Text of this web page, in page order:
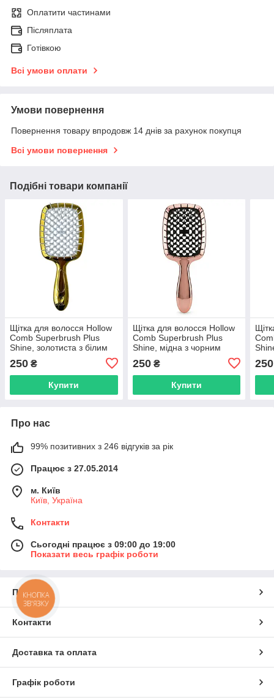
Оплатити частинами
Післяплата
Готівкою
Всі умови оплати
Умови повернення
Повернення товару впродовж 14 днів за рахунок покупця
Всі умови повернення
Подібні товари компанії
Щітка для волосся Hollow
Comb Superbrush Plus
Shine, золотиста з білим
250 ₴
Купити
Щітка для волосся Hollow
Comb Superbrush Plus
Shine, мідна з чорним
250₴
Купити
250
Про нас
99% позитивних з 246 відгуків за рік
Працює з 27.05.2014
м. Київ
Київ, Україна
Контакти
Сьогодні працює з 09:00 до 19:00
Показати весь графік роботи
Про нас
Контакти
Доставка та оплата
Графік роботи
КНОПКА
ЗВ'ЯЗКУ